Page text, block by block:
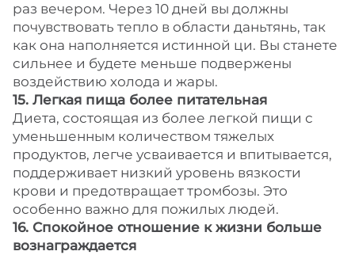
раз вечером. Через 10 дней вы должны
почувствовать тепло в области даньтянь, так
как она наполняется истинной ци. Вы станете
сильнее и будете меньше подвержены
воздействию холода и жары.
15. Легкая пища более питательная
Диета, состоящая из более легкой пищи с
уменьшенным количеством тяжелых
продуктов, легче усваивается и впитывается,
поддерживает низкий уровень вязкости
крови и предотвращает тромбозы. Это
особенно важно для пожилых людей.
16. Спокойное отношение к жизни больше
вознаграждается